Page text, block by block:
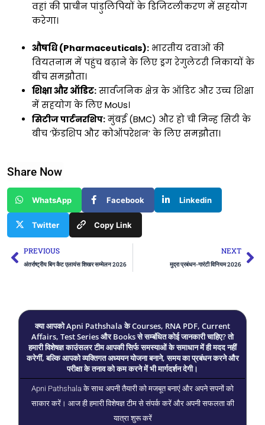
वहां की प्राचीन पांडुलिपियों के डिजिटलीकरण में सहयोग
करेगा।
औषधि (Pharmaceuticals):भारतीय दवाओं की
वियतनाम में पहुंच बढ़ाने के लिए ड्रग रेगुलेटरी निकायों के
बीच समझौता।
शिक्षा और ऑडिट:सार्वजनिक क्षेत्र के ऑडिट और उच्च शिक्षा
में सहयोग के लिए MoUs।
सिटीज पार्टनरशिप:मुंबई (BMC) और हो ची मिन्ह सिटी के
बीच ‘फ्रेंडशिप और कोऑपरेशन’ के लिए समझौता।
Share Now
WhatsApp Facebook Linkedin
Twitter Copy Link
Prev
PREVIOUS
अंतर्राष्ट्रीय बिग कैट एलायंस शिखर सम्मेलन 2026
NEXT
मुद्रा प्रबंधन-गारंटी विनियम 2026
क्या आपको Apni Pathshala के Courses, RNA PDF, Current
Affairs, Test Series और Books से सम्बंधित कोई जानकारी चाहिए? तो
हमारी विशेषज्ञ काउंसलर टीम आपकी सिर्फ समस्याओं के समाधान में ही मदद नहीं
करेगीं, बल्कि आपको व्यक्तिगत अध्ययन योजना बनाने, समय का प्रबंधन करने और
परीक्षा के तनाव को कम करने में भी मार्गदर्शन देगी।
Apni Pathshala के साथ अपनी तैयारी को मजबूत बनाएं और अपने सपनों को
साकार करें। आज ही हमारी विशेषज्ञ टीम से संपर्क करें और अपनी सफलता की
यात्रा शुरू करें